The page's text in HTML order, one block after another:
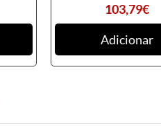
103,79€
Adicionar